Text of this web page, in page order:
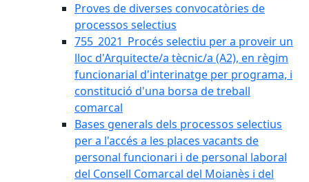
Proves de diverses convocatòries de
processos selectius
755_2021_Procés selectiu per a proveir un
lloc d'Arquitecte/a tècnic/a (A2), en règim
funcionarial d'interinatge per programa, i
constitució d'una borsa de treball
comarcal
Bases generals dels processos selectius
per a l'accés a les places vacants de
personal funcionari i de personal laboral
del Consell Comarcal del Moianès i del